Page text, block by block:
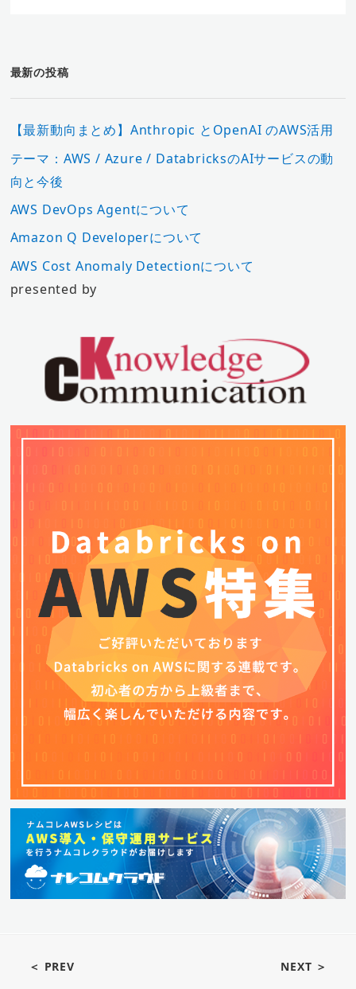
最新の投稿
【最新動向まとめ】Anthropic とOpenAI のAWS活用
テーマ：AWS / Azure / DatabricksのAIサービスの動
向と今後
AWS DevOps Agentについて
Amazon Q Developerについて
AWS Cost Anomaly Detectionについて
presented by
＜ PREV NEXT ＞